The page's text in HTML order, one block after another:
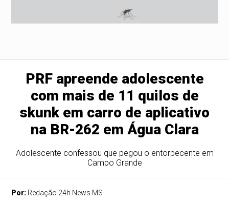
PRF apreende adolescente
com mais de 11 quilos de
skunk em carro de aplicativo
na BR-262 em Água Clara
Adolescente confessou que pegou o entorpecente em
Campo Grande
Por: Redação 24h News MS